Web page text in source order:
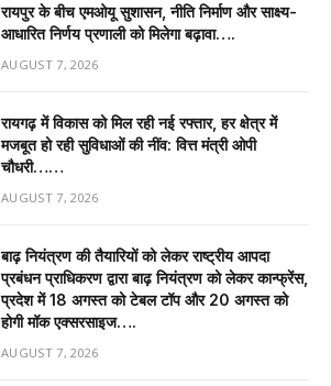
रायपुर के बीच एमओयू सुशासन, नीति निर्माण और साक्ष्य-
आधारित निर्णय प्रणाली को मिलेगा बढ़ावा….
AUGUST 7, 2026
रायगढ़ में विकास को मिल रही नई रफ्तार, हर क्षेत्र में
मजबूत हो रही सुविधाओं की नींव: वित्त मंत्री ओपी
चौधरी……
AUGUST 7, 2026
बाढ़ नियंत्रण की तैयारियों को लेकर राष्ट्रीय आपदा
प्रबंधन प्राधिकरण द्वारा बाढ़ नियंत्रण को लेकर कान्फ्रेंस,
प्रदेश में 18 अगस्त को टेबल टॉप और 20 अगस्त को
होगी मॉक एक्सरसाइज….
AUGUST 7, 2026